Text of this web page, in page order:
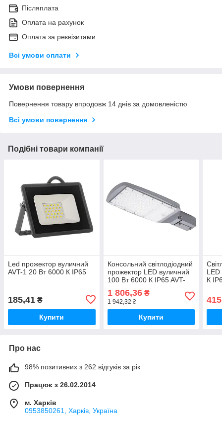
Післяплата
Оплата на рахунок
Оплата за реквізитами
Всі умови оплати
Умови повернення
Повернення товару впродовж 14 днів за домовленістю
Всі умови повернення
Подібні товари компанії
Led прожектор вуличний
AVT-1 20 Вт 6000 К IP65
185,41 ₴
Купити
Консольний світлодіодний
прожектор LED вуличний
100 Вт 6000 К IP65 AVT-
1 806,36₴
1 942,32 ₴
Купити
LED
К
Про нас
98% позитивних з 262 відгуків за рік
Працює з 26.02.2014
м. Харків
0953850261, Харків, Україна